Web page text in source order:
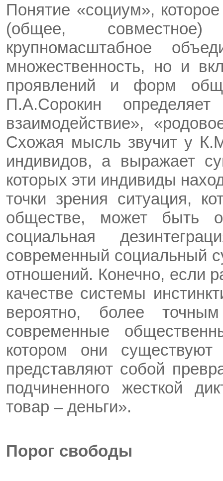
Понятие «социум»,
(общее,
крупномасштабное
множественность, но и
проявлений и форм
П.А.Сорокин
взаимодействие»,
Схожая мысль звучит у
индивидов, а выражает
которых эти индивиды
точки зрения ситуация,
обществе, может быть
социальная
современный социальный
отношений. Конечно, если
качестве системы
вероятно, более
современные
котором они существуют
представляют собой
подчиненного жесткой
товар – деньги».
Порог свободы